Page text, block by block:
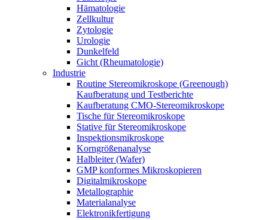
Hämatologie
Zellkultur
Zytologie
Urologie
Dunkelfeld
Gicht (Rheumatologie)
Industrie
Routine Stereomikroskope (Greenough)
Kaufberatung und Testberichte
Kaufberatung CMO-Stereomikroskope
Tische für Stereomikroskope
Stative für Stereomikroskope
Inspektionsmikroskope
Korngrößenanalyse
Halbleiter (Wafer)
GMP konformes Mikroskopieren
Digitalmikroskope
Metallographie
Materialanalyse
Elektronikfertigung